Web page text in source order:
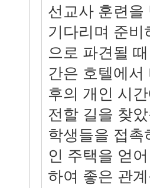
선교사 훈련을
기다리며 준
으로 파견될
간은 호텔에서
후의 개인 시
전할 길을 찾
학생들을 접촉
인 주택을 얻
하여 좋은 관